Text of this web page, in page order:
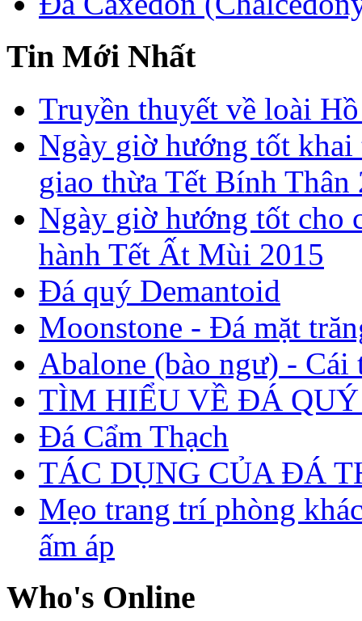
Tin Mới Nhất
Truyền thuyết về loài
Ngày giờ hướng tốt
giao thừa Tết Bính Thân
Ngày giờ hướng tốt cho
hành Tết Ất Mùi 2015
Đá quý Demantoid
Moonstone - Đá mặt
Abalone (bào ngư) - Cái
TÌM HIỂU VỀ ĐÁ QUÝ
Đá Cẩm Thạch
TÁC DỤNG CỦA ĐÁ
Mẹo trang trí phòng
ấm áp
Who's Online